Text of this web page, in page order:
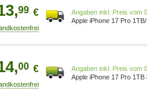
99 €
Preis vom
Apple iPhone 17 Pro
00 €
Preis vom
Apple iPhone 17 Pro 1TB